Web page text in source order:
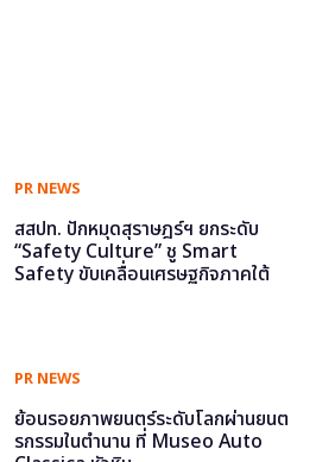
PR NEWS
สสปท. ปักหมุดสุราษฎร์ฯ ยกระดับ
“Safety Culture” ชู Smart
Safety ขับเคลื่อนเศรษฐกิจภาคใต้
PR NEWS
ย้อนรอยภาพยนตร์ระดับโลกผ่านยนต
รกรรมในตำนาน ที่ Museo Auto